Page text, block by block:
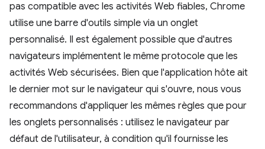
pas compatible avec les activités Web fiables, Chrome
utilise une barre d'outils simple via un onglet
personnalisé. Il est également possible que d'autres
navigateurs implémentent le même protocole que les
activités Web sécurisées. Bien que l'application hôte ait
le dernier mot sur le navigateur qui s'ouvre, nous vous
recommandons d'appliquer les mêmes règles que pour
les onglets personnalisés : utilisez le navigateur par
défaut de l'utilisateur, à condition qu'il fournisse les